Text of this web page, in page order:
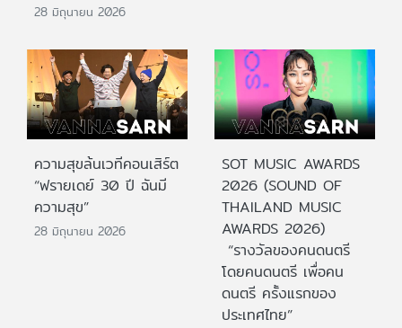
28 มิถุนายน 2026
ความสุขล้นเวทีคอนเสิร์ต
“ฟรายเดย์ 30 ปี ฉันมี
ความสุข”
28 มิถุนายน 2026
SOT MUSIC AWARDS
2026 (SOUND OF
THAILAND MUSIC
AWARDS 2026)
“รางวัลของคนดนตรี
โดยคนดนตรี เพื่อคน
ดนตรี ครั้งแรกของ
ประเทศไทย”